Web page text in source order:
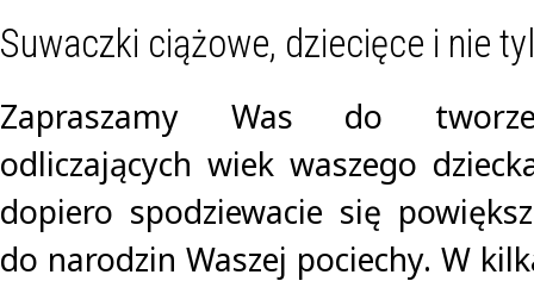
Suwaczki ciążowe, dziecięce i nie
Zapraszamy Was do
odliczających wiek waszego
dopiero spodziewacie się
do narodzin Waszej pociechy. W